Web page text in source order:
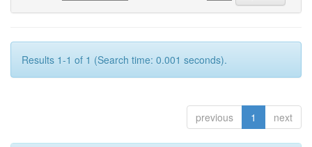
Results 1-1 of 1 (Search time: 0.001 seconds).
previous 1 next